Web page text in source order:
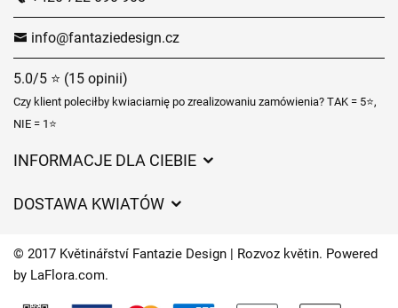
info@fantaziedesign.cz
5.0/5 ⭐ (15 opinii)
Czy klient poleciłby kwiaciarnię po zrealizowaniu zamówienia? TAK = 5⭐,
NIE = 1⭐
INFORMACJE DLA CIEBIE
Czasy dostawy kwiatów – przegląd możliwości
DOSTAWA KWIATÓW
Gdzie dostarczamy kwiaty
© 2017 Květinářství Fantazie Design | Rozvoz květin. Powered
by LaFlora.com.